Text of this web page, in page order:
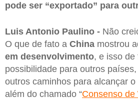
pode ser “exportado” para
Luis Antonio Paulino - Não
O que de fato a China mostrou
em desenvolvimento, e isso de
possibilidade para outros
outros caminhos para alcançar
além do chamado “Consenso de